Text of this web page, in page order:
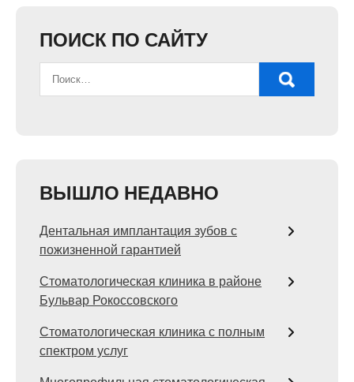
ПОИСК ПО САЙТУ
ВЫШЛО НЕДАВНО
Дентальная имплантация зубов с
пожизненной гарантией
Стоматологическая клиника в районе
Бульвар Рокоссовского
Стоматологическая клиника с полным
спектром услуг